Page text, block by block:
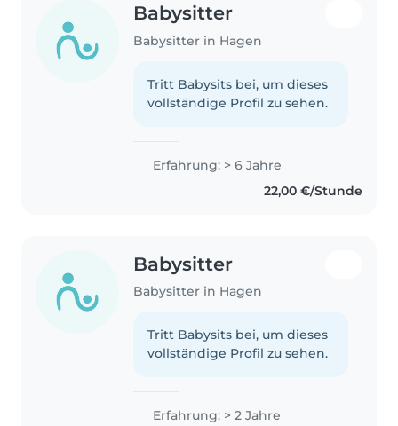
Babysitter
Babysitter in Hagen
Tritt Babysits bei, um dieses
vollständige Profil zu sehen.
Erfahrung: > 6 Jahre
22,00 €/Stunde
Babysitter
Babysitter in Hagen
Tritt Babysits bei, um dieses
vollständige Profil zu sehen.
Erfahrung: > 2 Jahre